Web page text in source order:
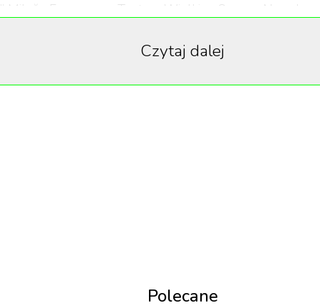
Miloša Formana w Teatrze Wielkim-Operze
przeżycie. W tym roku odbędą się dwa wydarzenia
Czytaj dalej
Polecane